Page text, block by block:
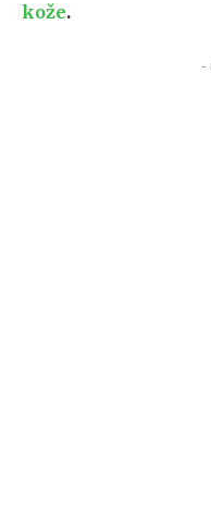
kože.
-